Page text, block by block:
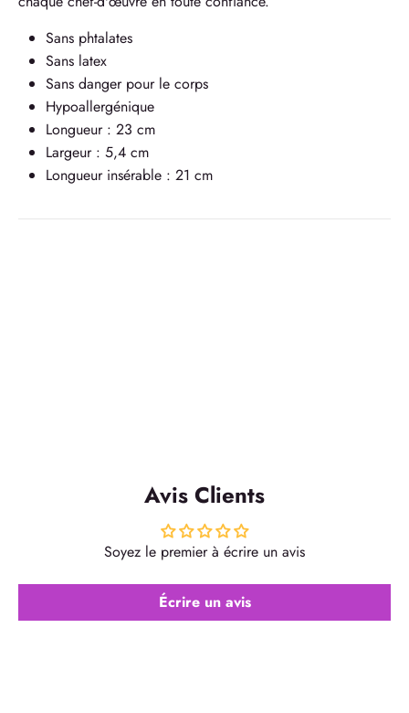
Sans phtalates
Sans latex
Sans danger pour le corps
Hypoallergénique
Longueur : 23 cm
Largeur : 5,4 cm
Longueur insérable : 21 cm
Avis Clients
Soyez le premier à écrire un avis
Écrire un avis